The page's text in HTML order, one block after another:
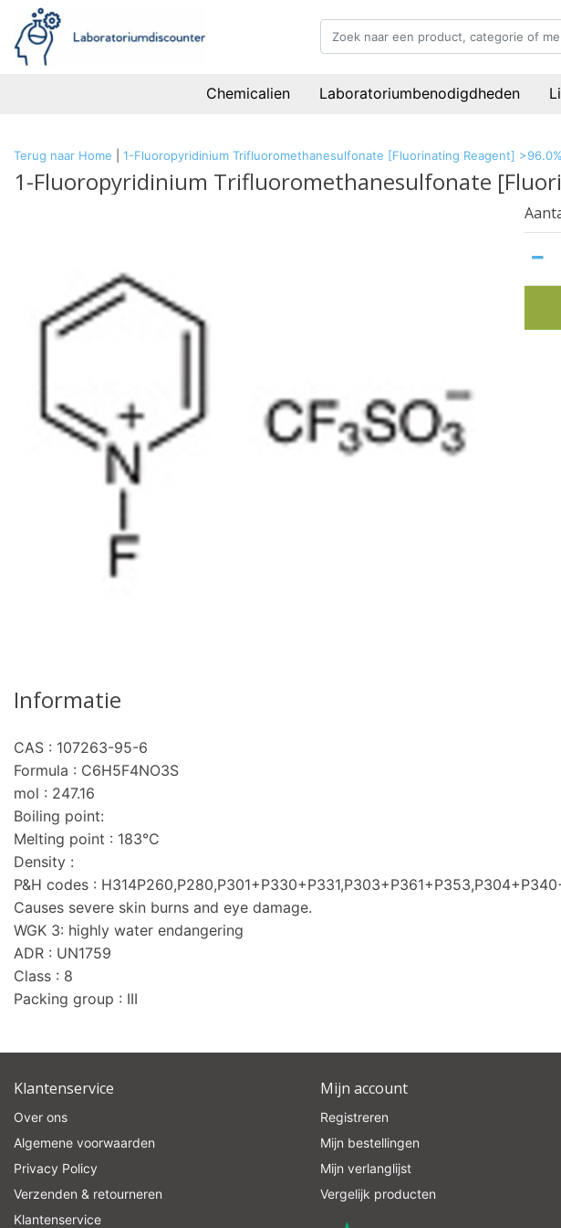
Chemicalien Laboratoriumbenodigdheden
Terug naar Home 1-Fluoropyridinium Trifluoromethanesulfonate [Fluorinating Reagent]
1-Fluoropyridinium Trifluoromethanesulfonate
Informatie
CAS : 107263-95-6
Formula : C6H5F4NO3S
mol : 247.16
Boiling point:
Melting point : 183°C
Density :
P&H codes :
Causes severe skin burns and eye damage.
WGK 3: highly water endangering
ADR : UN1759
Class : 8
Packing group : III
Klantenservice
Over ons
Algemene voorwaarden
Privacy Policy
Verzenden & retourneren
Klantenservice
Mijn account
Registreren
Mijn bestellingen
Mijn verlanglijst
Vergelijk producten